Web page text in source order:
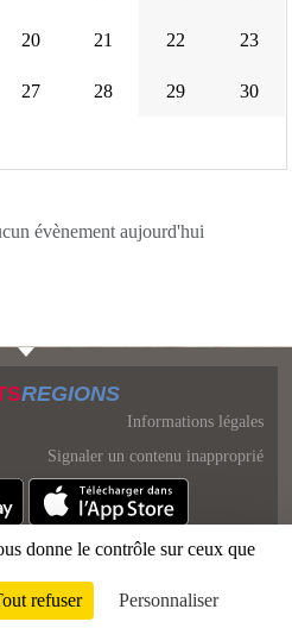
20 21 22 23
27 28 29 30
évènement aujourd'hui
REGIONS
Informations légales
Signaler un contenu inapproprié
Connexion
donne le contrôle sur ceux que
refuser Personnaliser